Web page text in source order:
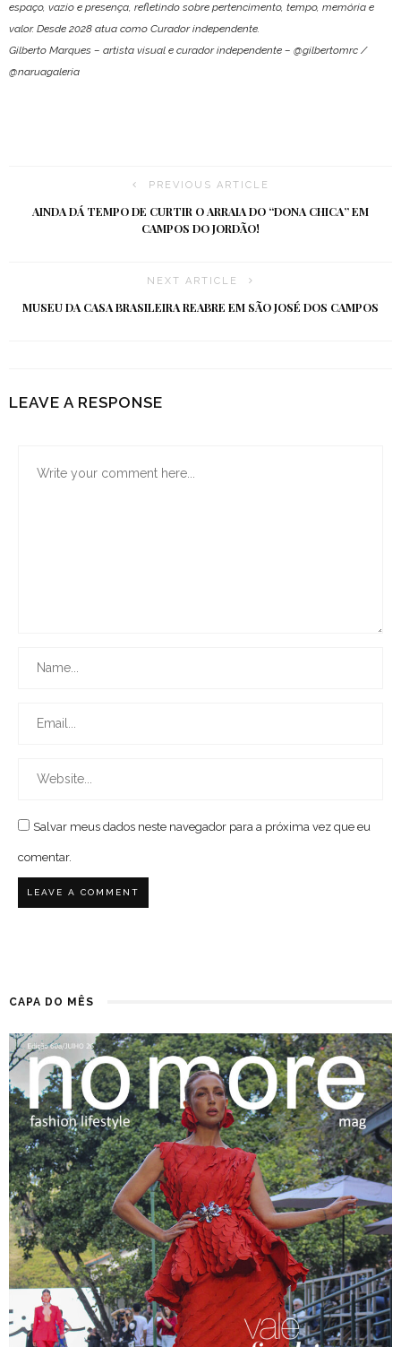
espaço, vazio e presença, refletindo sobre pertencimento, tempo, memória e
valor. Desde 2028 atua como Curador independente.
Gilberto Marques – artista visual e curador independente – @gilbertomrc /
@naruagaleria
PREVIOUS ARTICLE
AINDA DÁ TEMPO DE CURTIR O ARRAIA DO “DONA CHICA” EM
CAMPOS DO JORDÃO!
NEXT ARTICLE
MUSEU DA CASA BRASILEIRA REABRE EM SÃO JOSÉ DOS CAMPOS
LEAVE A RESPONSE
Salvar meus dados neste navegador para a próxima vez que eu
comentar.
CAPA DO MÊS